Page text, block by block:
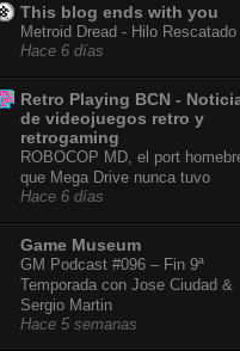
This blog ends with you
Metroid Dread - Hilo Rescatado
Hace 6 días
Retro Playing BCN -
de videojuegos retro y
retrogaming
ROBOCOP MD, el port
que Mega Drive nunca tuvo
Hace 6 días
Game Museum
GM Podcast #096 – Fin 9ª
Temporada con Jose Ciudad &
Sergio Martin
Hace 5 semanas